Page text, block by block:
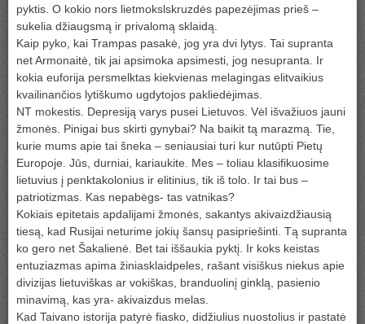
pyktis. O kokio nors lietmokslskruzdės papezėjimas prieš –
sukelia džiaugsmą ir privalomą sklaidą.
Kaip pyko, kai Trampas pasakė, jog yra dvi lytys. Tai supranta
net Armonaitė, tik jai apsimoka apsimesti, jog nesupranta. Ir
kokia euforija persmelktas kiekvienas melagingas elitvaikius
kvailinančios lytiškumo ugdytojos pakliedėjimas.
NT mokestis. Depresiją varys pusei Lietuvos. Vėl išvažiuos jauni
žmonės. Pinigai bus skirti gynybai? Na baikit tą marazmą. Tie,
kurie mums apie tai šneka – seniausiai turi kur nutūpti Pietų
Europoje. Jūs, durniai, kariaukite. Mes – toliau klasifikuosime
lietuvius į penktakolonius ir elitinius, tik iš tolo. Ir tai bus –
patriotizmas. Kas nepabėgs- tas vatnikas?
Kokiais epitetais apdalijami žmonės, sakantys akivaizdžiausią
tiesą, kad Rusijai neturime jokių šansų pasipriešinti. Tą supranta
ko gero net Šakalienė. Bet tai iššaukia pyktį. Ir koks keistas
entuziazmas apima žiniasklaidpeles, rašant visiškus niekus apie
divizijas lietuviškas ar vokiškas, branduolinį ginklą, pasienio
minavimą, kas yra- akivaizdus melas.
Kad Taivano istorija patyrė fiasko, didžiulius nuostolius ir pastatė